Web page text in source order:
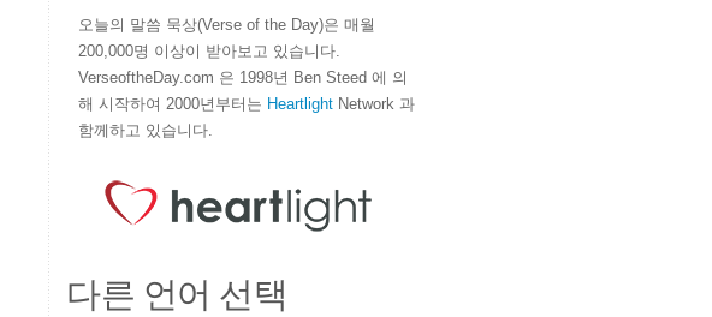
오늘의 말씀 묵상(Verse of the Day)은 매월
200,000명 이상이 받아보고 있습니다.
VerseoftheDay.com 은 1998년 Ben Steed 에 의
해 시작하여 2000년부터는 Heartlight Network 과
함께하고 있습니다.
다른 언어 선택